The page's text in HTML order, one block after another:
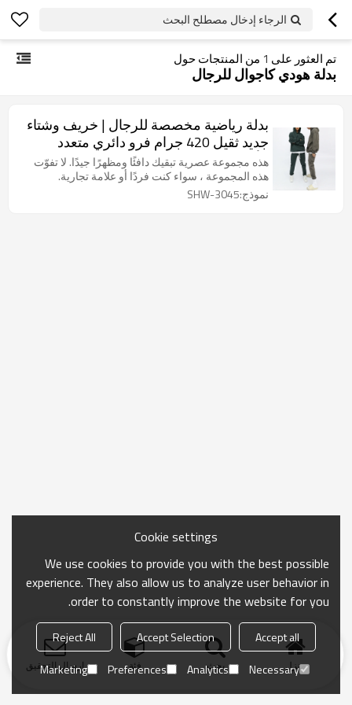
الرجاء إدخال مصطلح البحث
تم العثور على 1 من المنتجات حول
بدلة هودي كاجوال للرجال
بدلة رياضية مخصصة للرجال | خريف وشتاء
جديد ثقيل 420 جرام فرو دائري متعدد
الألوان سروال فضفاض | بدلة هودي كاجوال
للرجال
هذه مجموعة عصرية تبقيك دافئًا ومظهرًا جيدًا. لا تفوّت
هذه المجموعة ، سواء كنت فردًا أو علامة تجارية.
نموذج:SHW-3045
منزل بحث فئة ارسال التحقيق
Cookie settings
We use cookies to provide you with the best possible
experience. They also allow us to analyze user behavior in
order to constantly improve the website for you.
Accept all
Accept Selection
Reject All
Necessary
Analytics
Preferences
Marketing